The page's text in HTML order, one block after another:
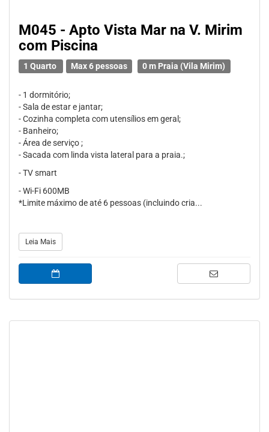
M045 - Apto Vista Mar na V. Mirim
com Piscina
1 Quarto Max 6 pessoas 0 m Praia (Vila Mirim)
- 1 dormitório;
- Sala de estar e jantar;
- Cozinha completa com utensílios em geral;
- Banheiro;
- Área de serviço ;
- Sacada com linda vista lateral para a praia.;
- TV smart
- Wi-Fi 600MB
*Limite máximo de até 6 pessoas (incluindo cria...
Leia Mais